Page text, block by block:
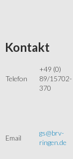
Kontakt
Telefon
+49 (0)
89/15702-
370
Email
gs@brv-
ringen.de